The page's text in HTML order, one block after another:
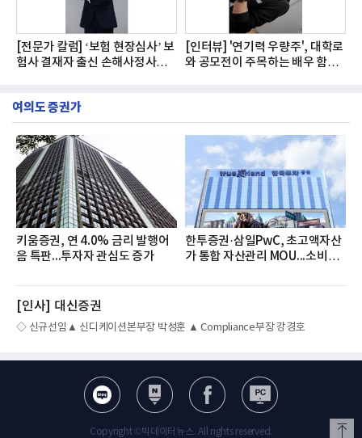
[전문가 칼럼] ‘보험 현장심사’ 보
험사 결재자 출신 손해사정사의
[인터뷰] '연기력 우량주', 대학로
와 공모전이 주목하는 배우 함형
여의도 증권가
키움증권, 연 4.0% 금리 발행어
음 특판...투자자 관심도 증가
한투증권·삼일PwC, 초고액자산
가 통합 자산관리 MOU...소비자
[인사] 대신증권
◇ 신규선임▲ 신디케이션본부장 박성훈 ▲ Compliance부장 강경호
Copyright ©빅데이터뉴스. All rights reserved.